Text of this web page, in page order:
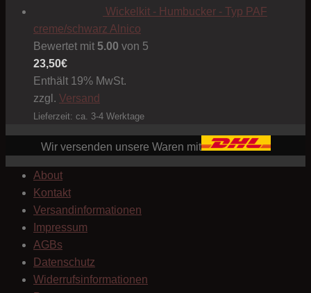
Wickelkit - Humbucker - Typ PAF
creme/schwarz Alnico
Bewertet mit 5.00 von 5
23,50€
Enthält 19% MwSt.
zzgl. Versand
Lieferzeit: ca. 3-4 Werktage
Wir versenden unsere Waren mit
About
Kontakt
Versandinformationen
Impressum
AGBs
Datenschutz
Widerrufsinformationen